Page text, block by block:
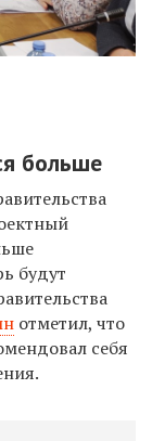
больше
будут
отметил, что
себя